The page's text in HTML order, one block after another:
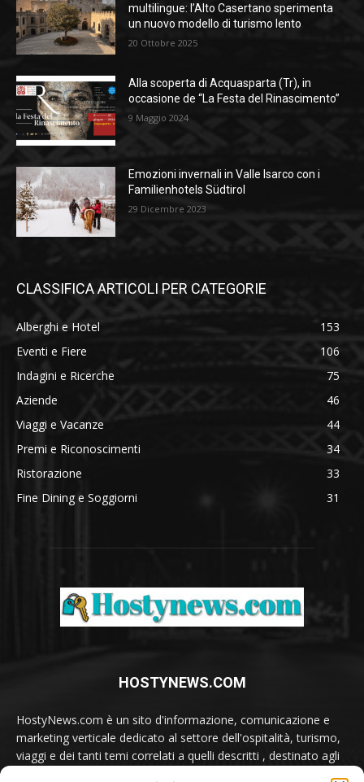
multilingue: l’Alto Casertano sperimenta
un nuovo modello di turismo lento
20 Ottobre 2025
Alla scoperta di Acquasparta (Tr), in
occasione de “La Festa del Rinascimento”
9 Maggio 2024
Emozioni invernali in Valle Isarco con i
Familienhotels Südtirol
29 Dicembre 2023
CLASSIFICA ARTICOLI PER CATEGORIE
Alberghi e Hotel
153
Eventi e Fiere
106
Indagini e Ricerche
75
Aziende
46
Viaggi e Vacanze
44
Premi e Riconoscimenti
34
Ristorazione
33
Fine Dining e Soggiorni
31
HOSTYNEWS.COM
HostyNews.com è un sito d'informazione, comunicazione e
marketing verticale dedicato al settore dell'ospitalità, turismo,
viaggi e dei tanti temi correlati a quelli descritti , destinato agli